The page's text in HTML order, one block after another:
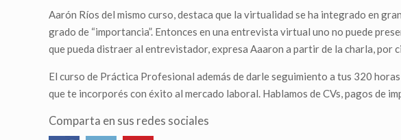
Aarón Ríos del mismo curso, destaca que la virtualidad se ha integrado en
grado de “importancia”. Entonces en una entrevista virtual uno no puede
que pueda distraer al entrevistador, expresa Aaaron a partir de la charla, por
El curso de Práctica Profesional además de darle seguimiento a tus 320
que te incorporés con éxito al mercado laboral. Hablamos de CVs, pagos de
Comparta en sus redes sociales